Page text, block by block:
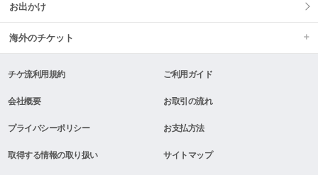
お出かけ
海外のチケット
チケ流利用規約 ご利用ガイド
会社概要 お取引の流れ
プライバシーポリシー お支払方法
取得する情報の取り扱い サイトマップ